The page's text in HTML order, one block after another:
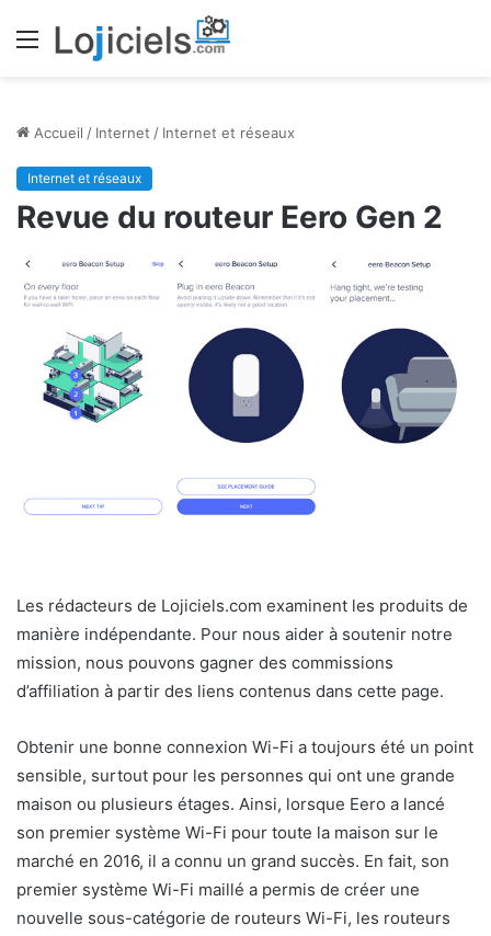
Menu
Accueil / Internet / Internet et réseaux
Internet et réseaux
Revue du routeur Eero Gen 2
Les rédacteurs de Lojiciels.com examinent les produits de
manière indépendante. Pour nous aider à soutenir notre
mission, nous pouvons gagner des commissions
d’affiliation à partir des liens contenus dans cette page.
Obtenir une bonne connexion Wi-Fi a toujours été un point
sensible, surtout pour les personnes qui ont une grande
maison ou plusieurs étages. Ainsi, lorsque Eero a lancé
son premier système Wi-Fi pour toute la maison sur le
marché en 2016, il a connu un grand succès. En fait, son
premier système Wi-Fi maillé a permis de créer une
nouvelle sous-catégorie de routeurs Wi-Fi, les routeurs